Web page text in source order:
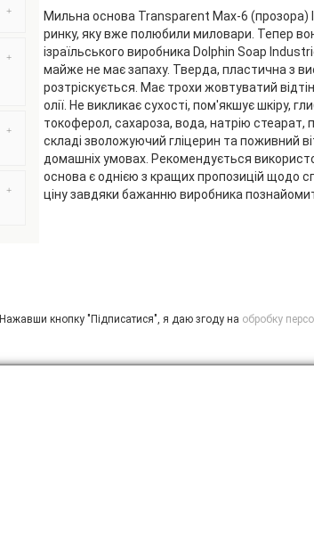
Мильна основа Transparent Max-6 (прозора)
ринку, яку вже полюбили миловари. Тепер
ізраїльського виробника Dolphin Soap
майже не має запаху. Тверда, пластична з
розтріскується. Має трохи жовтуватий
олії. Не викликає сухості, пом'якшує шкіру,
токоферол, сахароза, вода, натрію стеарат,
складі зволожуючий гліцерин та поживний
домашніх умовах. Рекомендується
основа є однією з кращих пропозицій щодо
ціну завдяки бажанню виробника
Нажавши кнопку "Підписатися", я даю згоду на обробку